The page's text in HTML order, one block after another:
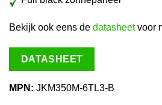
Bekijk ook eens de datasheetvoor
DATASHEET
MPN: JKM350M-6TL3-B